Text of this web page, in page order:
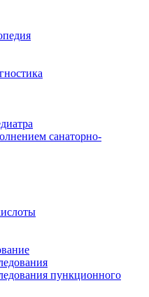
санаторно-
пункционного